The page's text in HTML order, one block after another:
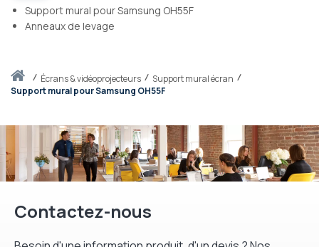
Accueilécrans & vidéoprojecteurs
Support mural écran
Support mural pour Samsung OH55F
Support mural pour Samsung OH55F
Anneaux de levage
Contactez-nous